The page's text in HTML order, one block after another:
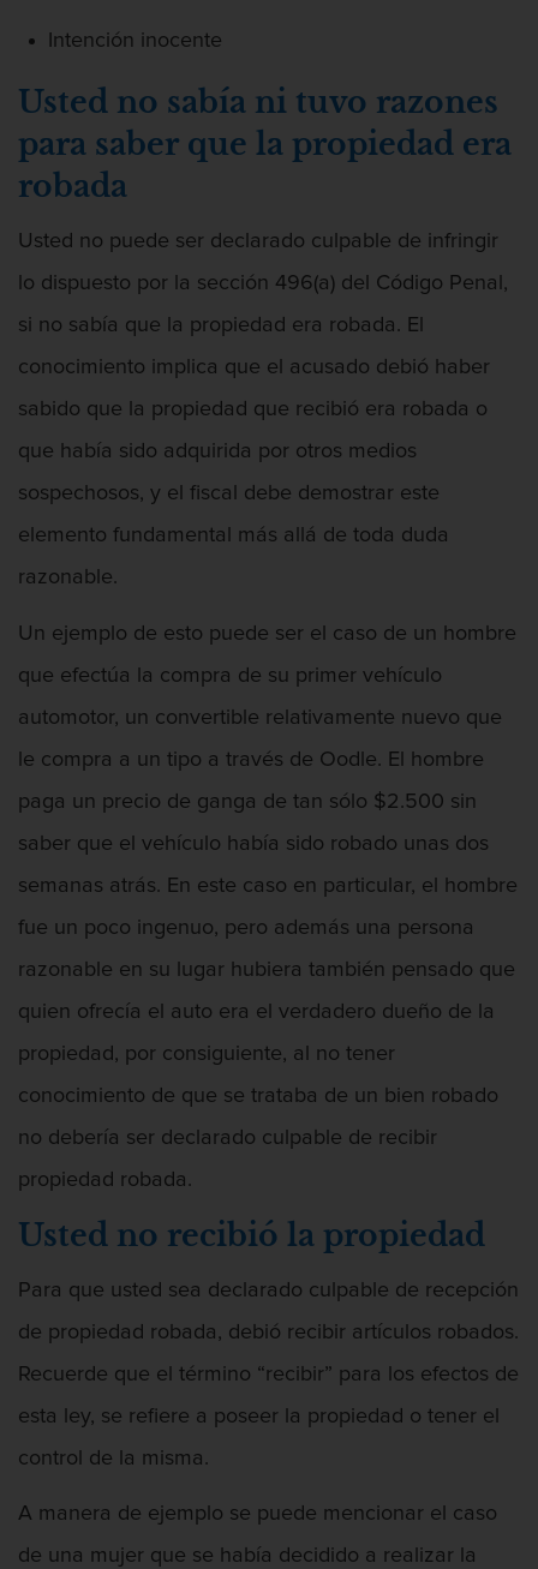
Intención inocente
Usted no sabía ni tuvo razones
para saber que la propiedad era
robada
Usted no puede ser declarado culpable de infringir
lo dispuesto por la sección 496(a) del Código Penal,
si no sabía que la propiedad era robada. El
conocimiento implica que el acusado debió haber
sabido que la propiedad que recibió era robada o
que había sido adquirida por otros medios
sospechosos, y el fiscal debe demostrar este
elemento fundamental más allá de toda duda
razonable.
Un ejemplo de esto puede ser el caso de un hombre
que efectúa la compra de su primer vehículo
automotor, un convertible relativamente nuevo que
le compra a un tipo a través de Oodle. El hombre
paga un precio de ganga de tan sólo $2.500 sin
saber que el vehículo había sido robado unas dos
semanas atrás. En este caso en particular, el hombre
fue un poco ingenuo, pero además una persona
razonable en su lugar hubiera también pensado que
quien ofrecía el auto era el verdadero dueño de la
propiedad, por consiguiente, al no tener
conocimiento de que se trataba de un bien robado
no debería ser declarado culpable de recibir
propiedad robada.
Usted no recibió la propiedad
Para que usted sea declarado culpable de recepción
de propiedad robada, debió recibir artículos robados.
Recuerde que el término “recibir” para los efectos de
esta ley, se refiere a poseer la propiedad o tener el
control de la misma.
A manera de ejemplo se puede mencionar el caso
de una mujer que se había decidido a realizar la
Abogado De Defensa De Agresión
Abogado Federal De Delitos De Drogas